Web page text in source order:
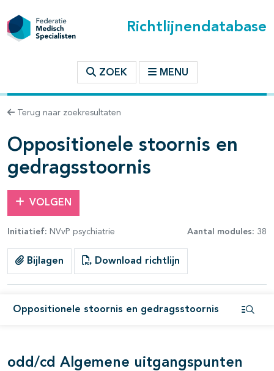
Richtlijnendatabase
ZOEK MENU
Terug naar zoekresultaten
Oppositionele stoornis en
gedragsstoornis
VOLGEN
Initiatief: NVvP psychiatrie Aantal modules: 38
Bijlagen Download richtlijn
Oppositionele stoornis en gedragsstoornis
binnen deze richtlijn
open- en dichtklappen
open- en dichtklappen
odd/cd Algemene uitgangspunten